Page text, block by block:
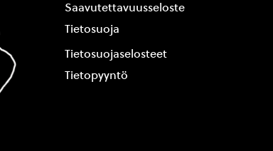
Saavutettavuusseloste
Tietosuoja
Tietosuojaselosteet
Tietopyyntö